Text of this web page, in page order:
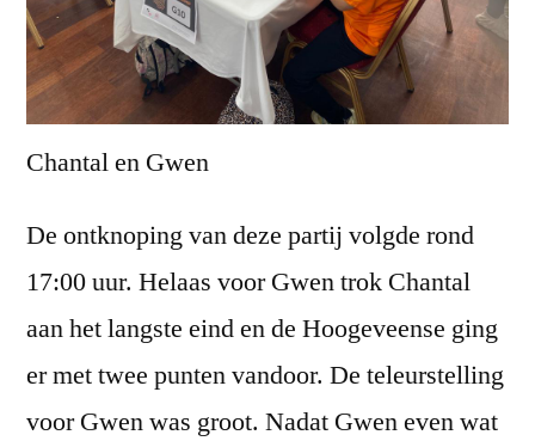
Chantal en Gwen
De ontknoping van deze partij volgde rond
17:00 uur. Helaas voor Gwen trok Chantal
aan het langste eind en de Hoogeveense ging
er met twee punten vandoor. De teleurstelling
voor Gwen was groot. Nadat Gwen even wat